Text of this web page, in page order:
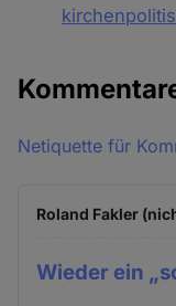
Netiquette für
Roland Fakler
Wieder ein